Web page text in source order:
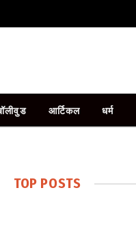
आर्टिकल धर्म
TOP POSTS